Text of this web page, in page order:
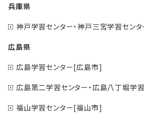
兵庫県
神戸学習センター・神戸三宮学習セン
広島県
広島学習センター[広島市]
広島第二学習センター・広島八丁堀学
福山学習センター[福山市]